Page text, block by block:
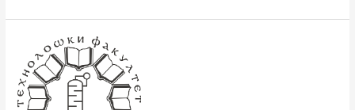
Aparatura
za
određivanje
gubitaka